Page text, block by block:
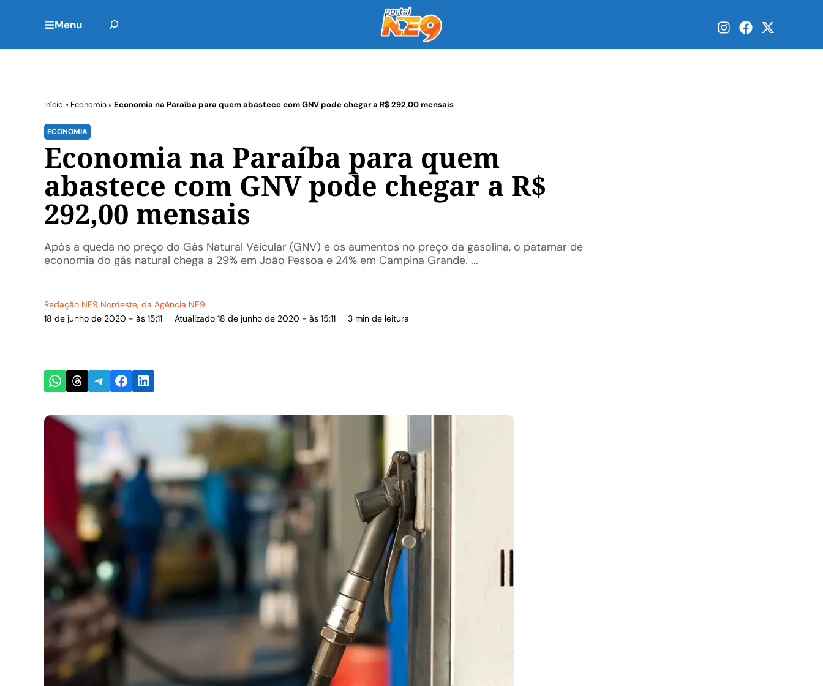
Menu
Início » Economia»Economia na Paraíba para quem abastece com GNV pode chegar a R$ 292,00 mensais
ECONOMIA
Economia na Paraíba para quem
abastece com GNV pode chegar a R$
292,00 mensais
Após a queda no preço do Gás Natural Veicular (GNV) e os aumentos no preço da gasolina, o patamar de
economia do gás natural chega a 29% em João Pessoa e 24% em Campina Grande. ...
Redação NE9 Nordeste, da Agência NE9
18 de junho de 2020 - às 15:11
Atualizado 18 de junho de 2020 - às 15:11 3 min de leitura
Share on WhatsApp
Share on Threads
Share on Telegram
Share on Facebook
Share on LinkedIn